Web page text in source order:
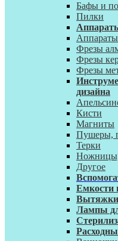
Бафы и
Пилки
Фрезы
Фрезы
Фрезы
дизайна
Кисти
Магниты
Пушеры,
Терки
Ножницы,
Другое
Емкости
Лампы